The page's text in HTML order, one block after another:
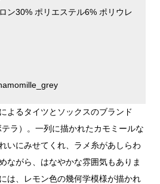
ン30% ポリエステル6% ポリウレ
よるタイツとソックスのブランド
ラ）。一列に描かれたカモミールな
いにみせてくれ、ラメ糸があしらわ
ながら、はなやかな雰囲気もありま
は、レモン色の幾何学模様が描かれ